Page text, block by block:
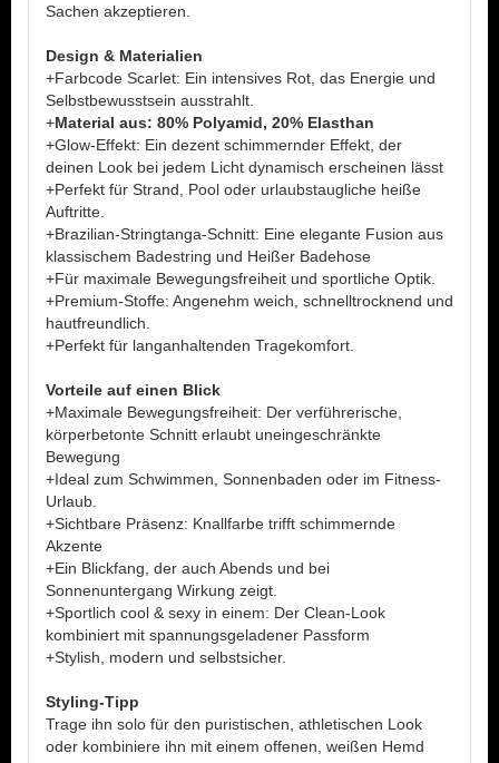
Sachen akzeptieren.
Design & Materialien
+Farbcode Scarlet: Ein intensives Rot, das Energie und
Selbstbewusstsein ausstrahlt.
+Material aus: 80% Polyamid, 20% Elasthan
+Glow-Effekt: Ein dezent schimmernder Effekt, der
deinen Look bei jedem Licht dynamisch erscheinen lässt
+Perfekt für Strand, Pool oder urlaubstaugliche heiße
Auftritte.
+Brazilian-Stringtanga-Schnitt: Eine elegante Fusion aus
klassischem Badestring und Heißer Badehose
+Für maximale Bewegungsfreiheit und sportliche Optik.
+Premium-Stoffe: Angenehm weich, schnelltrocknend und
hautfreundlich.
+Perfekt für langanhaltenden Tragekomfort.
Vorteile auf einen Blick
+Maximale Bewegungsfreiheit: Der verführerische,
körperbetonte Schnitt erlaubt uneingeschränkte
Bewegung
+Ideal zum Schwimmen, Sonnenbaden oder im Fitness-
Urlaub.
+Sichtbare Präsenz: Knallfarbe trifft schimmernde
Akzente
+Ein Blickfang, der auch Abends und bei
Sonnenuntergang Wirkung zeigt.
+Sportlich cool & sexy in einem: Der Clean-Look
kombiniert mit spannungsgeladener Passform
+Stylish, modern und selbstsicher.
Styling-Tipp
Trage ihn solo für den puristischen, athletischen Look
oder kombiniere ihn mit einem offenen, weißen Hemd